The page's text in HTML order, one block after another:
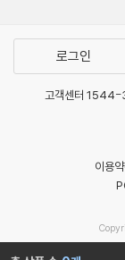
로그인
고객센터
이용
MATOM11